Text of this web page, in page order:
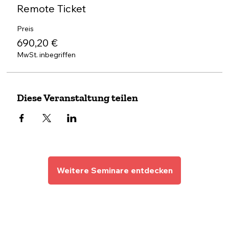
Weitere Seminare entdecken
Remote Ticket
Preis
690,20 €
MwSt. inbegriffen
Diese Veranstaltung teilen